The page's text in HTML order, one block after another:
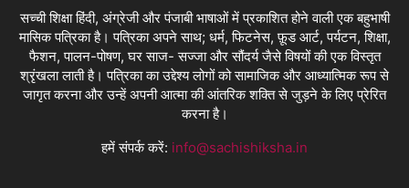
सच्ची शिक्षा हिंदी, अंग्रेजी और पंजाबी भाषाओं में प्रकाशित होने वाली एक बहुभाषी
मासिक पत्रिका है। पत्रिका अपने साथ; धर्म, फिटनेस, फ़ूड आर्ट, पर्यटन, शिक्षा,
फैशन, पालन-पोषण, घर साज- सज्जा और सौंदर्य जैसे विषयों की एक विस्तृत
श्रृंखला लाती है। पत्रिका का उद्देश्य लोगों को सामाजिक और आध्यात्मिक रूप से
जागृत करना और उन्हें अपनी आत्मा की आंतरिक शक्ति से जुड़ने के लिए प्रेरित
करना है।
हमें संपर्क करें: info@sachishiksha.in